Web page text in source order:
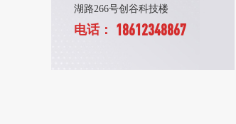
湖路266号创谷科技楼
电话： 18612348867